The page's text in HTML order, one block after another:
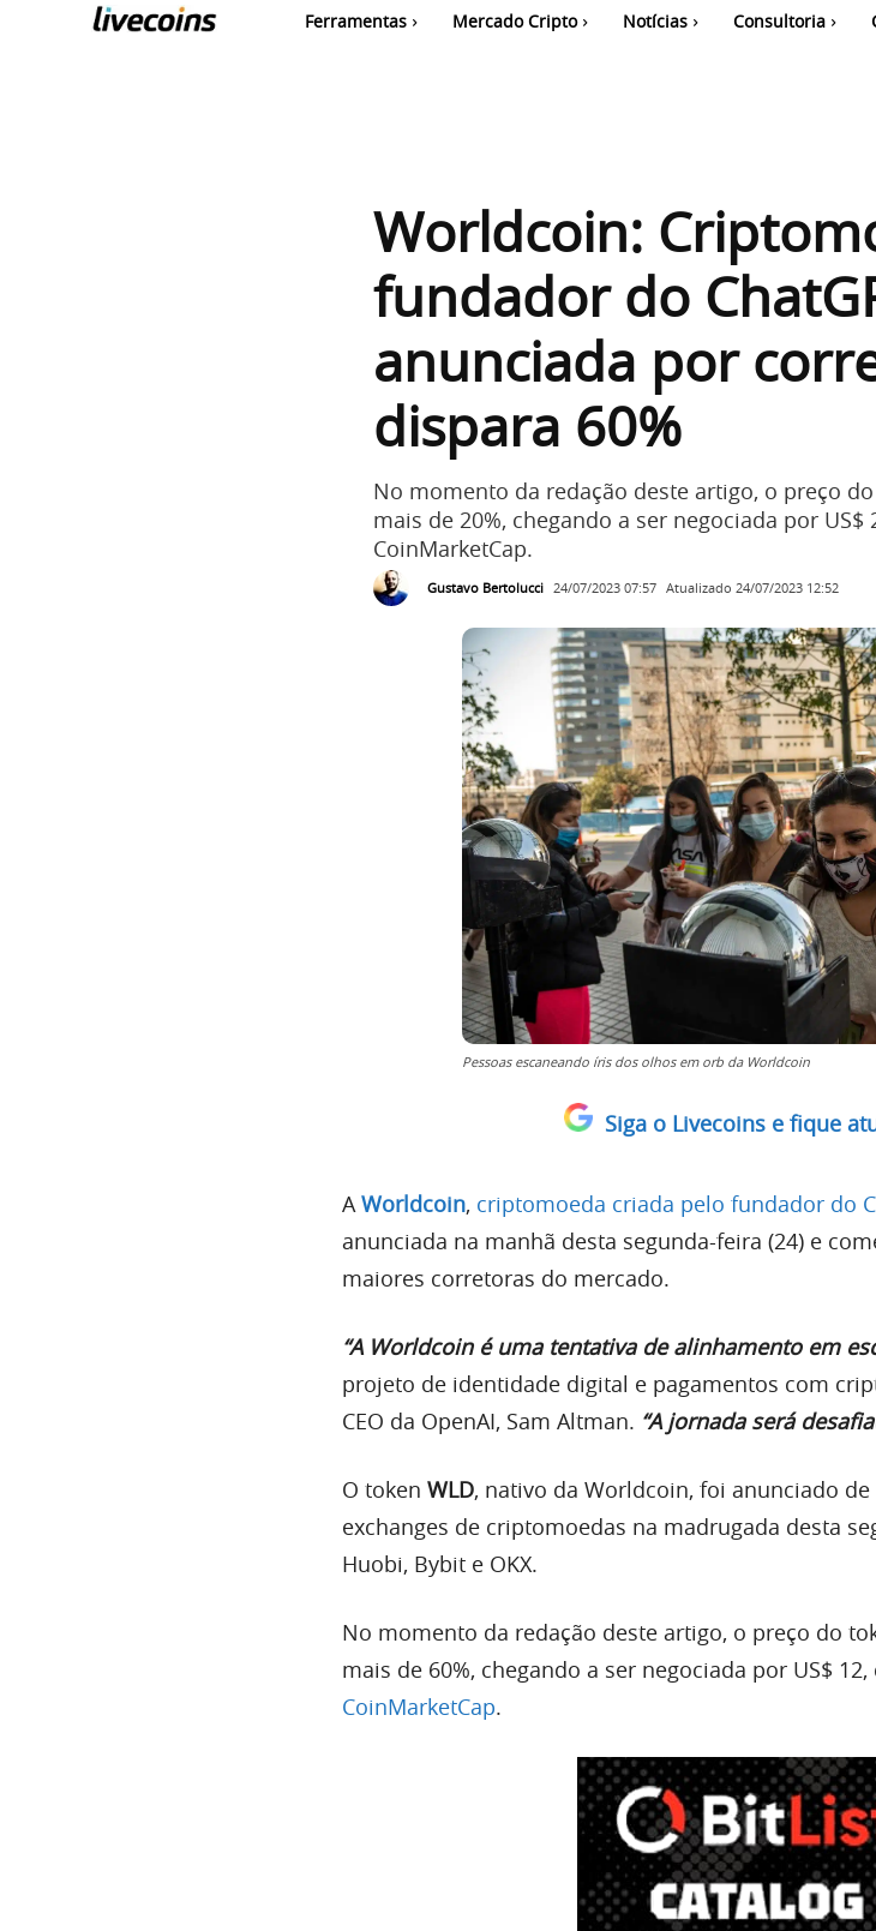
Ferramentas Mercado Cripto Notícias Consultoria
Worldcoin:
fundador do
anunciada por
dispara 60%
No momento da redação deste artigo, o preço
mais de 20%, chegando a ser negociada por
CoinMarketCap.
Gustavo Bertolucci 24/07/2023 07:57 Atualizado 24/07/2023 12:52
Pessoas escaneando íris dos olhos em orb da Worldcoin
Siga o Livecoins e fique
AWorldcoin, criptomoeda criada pelo fundador do
anunciada na manhã desta segunda-feira (24) e
maiores corretoras do mercado.
“A Worldcoin é uma tentativa de alinhamento em
projeto de identidade digital e pagamentos com
CEO da OpenAI, Sam Altman. “A jornada será
O token WLD, nativo da Worldcoin, foi anunciado
exchanges de criptomoedas na madrugada desta
Huobi, Bybit e OKX.
No momento da redação deste artigo, o preço do
mais de 60%, chegando a ser negociada por US$
CoinMarketCap.